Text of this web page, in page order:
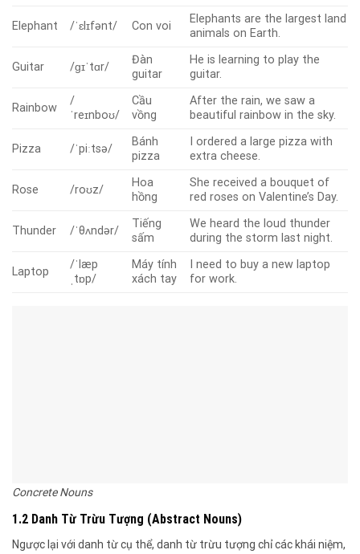
Elephant /ˈɛlɪfənt/ Con voi
Elephants are the largest land
animals on Earth.
Guitar /ɡɪˈtɑr/
Đàn
guitar
He is learning to play the
guitar.
Rainbow
/
ˈreɪnboʊ/
Cầu
vồng
After the rain, we saw a
beautiful rainbow in the sky.
Pizza /ˈpiːtsə/
Bánh
pizza
I ordered a large pizza with
extra cheese.
Rose /roʊz/
Hoa
hồng
She received a bouquet of
red roses on Valentine’s Day.
Thunder /ˈθʌndər/
Tiếng
sấm
We heard the loud thunder
during the storm last night.
Laptop
/ˈlæp
ˌtɒp/
Máy tính
xách tay
I need to buy a new laptop
for work.
Concrete Nouns
1.2 Danh Từ Trừu Tượng (Abstract Nouns)
Ngược lại với danh từ cụ thể, danh từ trừu tượng chỉ các khái niệm,